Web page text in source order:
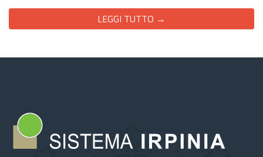
LEGGI TUTTO →